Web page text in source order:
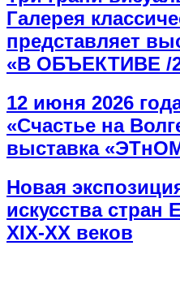
Галерея
представляет
«В ОБЪЕКТИВЕ /
12 июня 2026
«Счастье на
выставка
Новая
искусства
XIX-XX веков